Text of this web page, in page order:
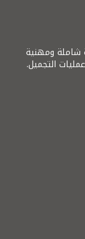
شاملة ومهنية
التجميل.